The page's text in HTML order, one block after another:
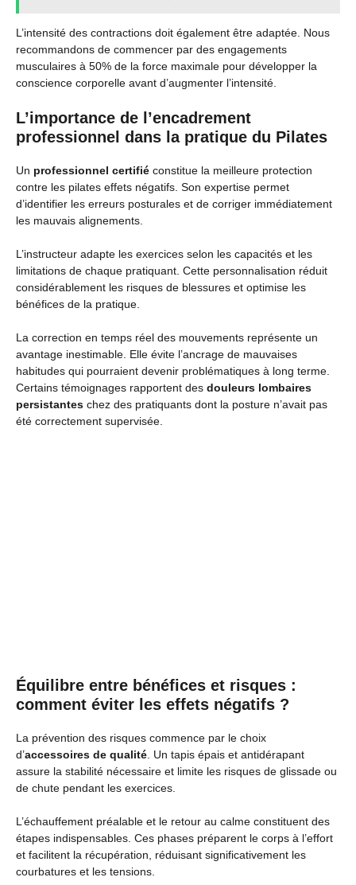
L’intensité des contractions doit également être adaptée. Nous
recommandons de commencer par des engagements
musculaires à 50% de la force maximale pour développer la
conscience corporelle avant d’augmenter l’intensité.
L’importance de l’encadrement
professionnel dans la pratique du Pilates
Un professionnel certifié constitue la meilleure protection
contre les pilates effets négatifs. Son expertise permet
d’identifier les erreurs posturales et de corriger immédiatement
les mauvais alignements.
L’instructeur adapte les exercices selon les capacités et les
limitations de chaque pratiquant. Cette personnalisation réduit
considérablement les risques de blessures et optimise les
bénéfices de la pratique.
La correction en temps réel des mouvements représente un
avantage inestimable. Elle évite l’ancrage de mauvaises
habitudes qui pourraient devenir problématiques à long terme.
Certains témoignages rapportent des douleurs lombaires
persistantes chez des pratiquants dont la posture n’avait pas
été correctement supervisée.
Équilibre entre bénéfices et risques :
comment éviter les effets négatifs ?
La prévention des risques commence par le choix
d’accessoires de qualité . Un tapis épais et antidérapant
assure la stabilité nécessaire et limite les risques de glissade ou
de chute pendant les exercices.
L’échauffement préalable et le retour au calme constituent des
étapes indispensables. Ces phases préparent le corps à l’effort
et facilitent la récupération, réduisant significativement les
courbatures et les tensions.